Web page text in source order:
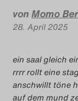
Das
Das
vonMomo
28. April 2025
ein saal gleich
rrrr rollt eine
anschwillt töne
auf dem mund